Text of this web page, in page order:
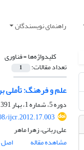
راهنمای نویسندگان
کلیدواژه‌ها =فناوری
تعداد مقالات: 1
علم و فرهنگ: تأملی
دوره 5، شماره 1، بهار 1391، صفحه
ijcr.2012.17.003
علی ربانی، زهرا ماهر
مشاهده مقاله
اصل